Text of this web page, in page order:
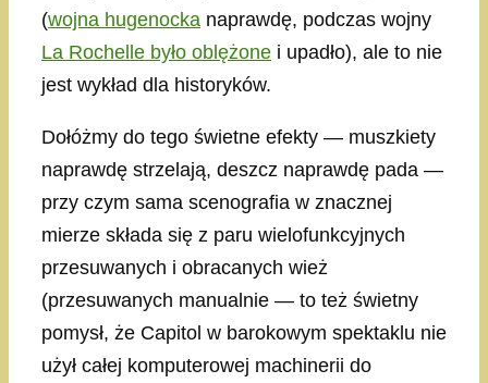
(wojna hugenocka naprawdę, podczas wojny
La Rochelle było oblężone i upadło), ale to nie
jest wykład dla historyków.
Dołóżmy do tego świetne efekty — muszkiety
naprawdę strzelają, deszcz naprawdę pada —
przy czym sama scenografia w znacznej
mierze składa się z paru wielofunkcyjnych
przesuwanych i obracanych wież
(przesuwanych manualnie — to też świetny
pomysł, że Capitol w barokowym spektaklu nie
użył całej komputerowej machinerii do